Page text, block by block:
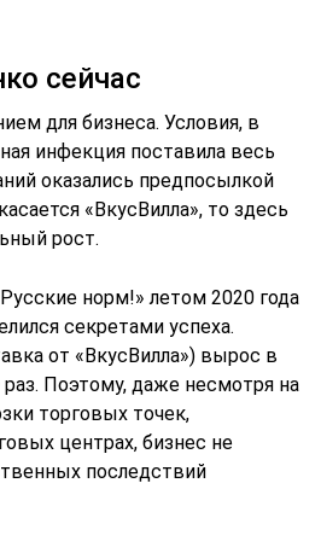
сейчас
для бизнеса. Условия, в
инфекция поставила весь
оказались предпосылкой
«ВкусВилла», то здесь
рост.
норм!» летом 2020 года
секретами успеха.
от «ВкусВилла») вырос в
Поэтому, даже несмотря на
торговых точек,
центрах, бизнес не
последствий